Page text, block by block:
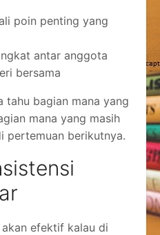
poin penting yang
antar anggota
bersama
tahu bagian mana yang
mana yang masih
pertemuan berikutnya.
efektif kalau di